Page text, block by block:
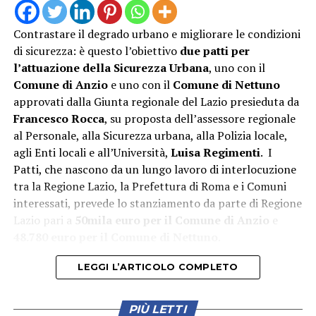
“L’attivazione della Guardia Medica Turistica – afferma il
sindaco Matilde Celentano – rappresenta una risposta
concreta alle esigenze del nostro territorio nel periodo
di maggiore affluenza estiva. Mettiamo a disposizione di
residenti e turisti un servizio di prossimità che rafforza
la tutela della salute e contribuisce a rendere il nostro
litorale ancora più accogliente e sicuro. La sinergia tra
“La realizzazione di questo servizio dimostra quanto sia
cittadini e turisti – aggiunge Lorenzo Munari, presidente
Contrastare il degrado urbano e migliorare le condizioni
di sicurezza: è questo l’obiettivo due patti per
l’attuazione della Sicurezza Urbana, uno con il
Comune di Anzioe uno con il Comune di Nettuno
approvati dalla Giunta regionale del Lazio presieduta da
Francesco Rocca, su proposta dell’assessore regionale
al Personale, alla Sicurezza urbana, alla Polizia locale,
agli Enti locali e all’Università, Luisa Regimenti. I
Patti, che nascono da un lungo lavoro di interlocuzione
tra la Regione Lazio, la Prefettura di Roma e i Comuni
interessati, prevede lo stanziamento da parte di Regione
Lazio pari a
50mila euro per il Comune di Anzio e
LEGGI L’ARTICOLO COMPLETO
PIÙ LETTI